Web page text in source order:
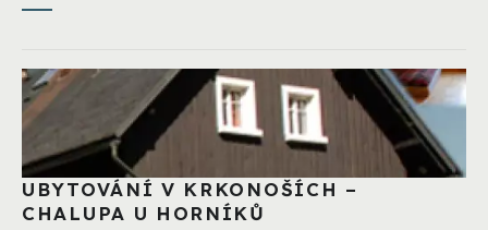
UBYTOVÁNÍ V KRKONOŠÍCH –
CHALUPA U HORNÍKŮ